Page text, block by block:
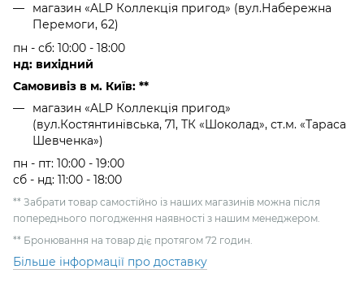
магазин «ALP Коллекція пригод» (вул.Набережна
Перемоги, 62)
пн - сб: 10:00 - 18:00
нд: вихідний
Самовивіз в м. Київ: **
магазин «ALP Коллекція пригод»
(вул.Костянтинівська, 71, ТК «Шоколад», ст.м. «Тараса
Шевченка»)
пн - пт: 10:00 - 19:00
сб - нд: 11:00 - 18:00
** Забрати товар самостійно із наших магазинів можна після
попереднього погодження наявності з нашим менеджером.
** Бронювання на товар діє протягом 72 годин.
Більше інформації про доставку